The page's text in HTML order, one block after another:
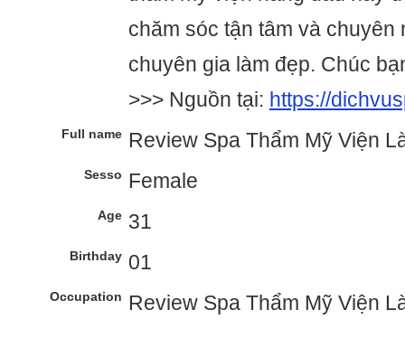
chăm sóc tận tâm và chuyên
chuyên gia làm đẹp. Chúc
>>> Nguồn tại: https://
Full name Review Spa Thẩm Mỹ Viện
Sesso Female
Age 31
Birthday 01
Occupation Review Spa Thẩm Mỹ Viện